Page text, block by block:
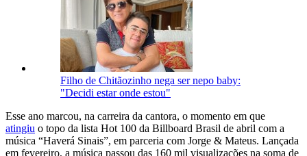
Filho de Chitãozinho nega ser nepo baby:
"Decidi estar onde estou"
Esse ano marcou, na carreira da cantora, o momento em que
atingiu o topo da lista Hot 100 da Billboard Brasil de abril com a
música “Haverá Sinais”, em parceria com Jorge & Mateus. Lançada
em fevereiro, a música passou das 160 mil visualizações na soma de